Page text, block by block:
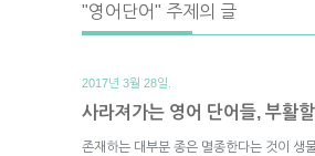
"영어단어" 주제의 글
2017년 3월 28일.
사라져가는 영어 단어들, 부활
존재하는 대부분 종은 멸종한다는 것이 생